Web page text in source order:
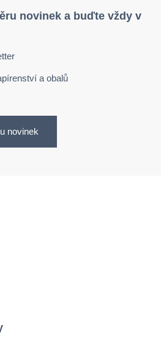
novinek a buďte vždy v
a obalů
novinek